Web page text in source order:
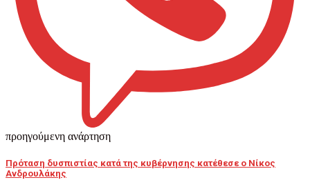
προηγούμενη ανάρτηση
Πρόταση δυσπιστίας κατά της κυβέρνησης κατέθεσε ο Νίκος
Ανδρουλάκης